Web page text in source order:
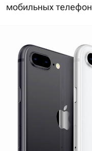
мобильных